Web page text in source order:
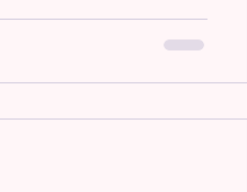
頑張っていきましょ
バーのダンスを見る時間
k-pop ＊-＊-＊-＊-＊-
‼️ 見学•体験0円✨ お気